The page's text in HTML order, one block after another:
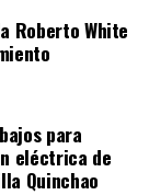
Roberto White
para
eléctrica de
Quinchao